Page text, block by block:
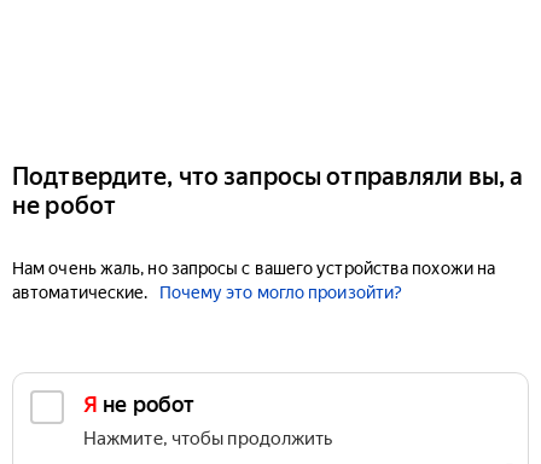
Подтвердите, что запросы отправляли вы, а
не робот
Нам очень жаль, но запросы с вашего устройства похожи на
автоматические.
Почему это могло произойти?
Я не робот
Нажмите, чтобы продолжить